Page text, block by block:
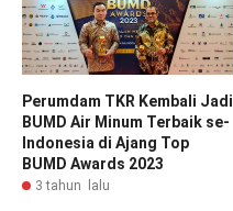
Perumdam TKR Kembali Jadi
BUMD Air Minum Terbaik se-
Indonesia di Ajang Top
BUMD Awards 2023
3 tahun lalu